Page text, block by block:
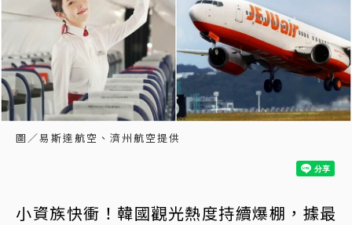
圖／易斯達航空、濟州航空提供
小資族快衝！韓國觀光熱度持續爆棚，據最